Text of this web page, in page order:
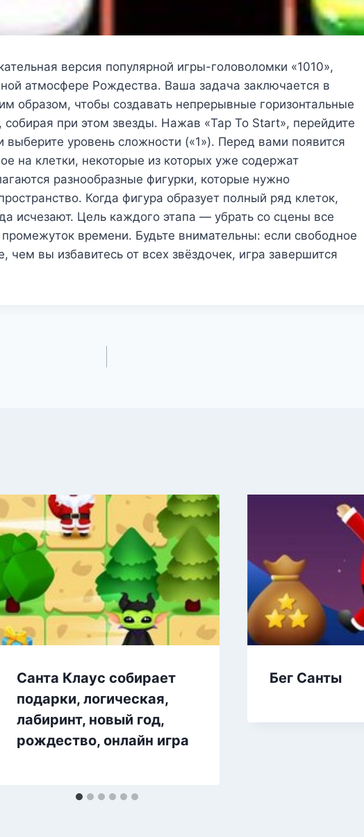
версия популярной игры-головоломки «1010»,
атмосфере Рождества. Ваша задача заключается в
образом, чтобы создавать непрерывные горизонтальные
собирая при этом звезды. Нажав «Tap To Start», перейдите
выберите уровень сложности («1»). Перед вами появится
на клетки, некоторые из которых уже содержат
разнообразные фигурки, которые нужно
Когда фигура образует полный ряд клеток,
исчезают. Цель каждого этапа — убрать со сцены все
времени. Будьте внимательны: если свободное
чем вы избавитесь от всех звёздочек, игра завершится
Санта Клаус собирает
подарки, логическая,
лабиринт, новый год,
рождество, онлайн игра
Бег Санты